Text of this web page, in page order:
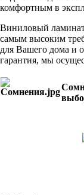
комфортным в
Виниловый ламинат
самым высоким
для Вашего дома и
гарантия, мы